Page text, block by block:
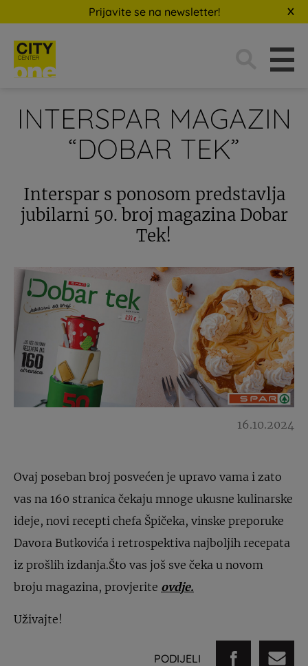
Prijavite se na newsletter!
INTERSPAR MAGAZIN
“DOBAR TEK”
Interspar s ponosom predstavlja
jubilarni 50. broj magazina Dobar
Tek!
16.10.2024
Ovaj poseban broj posvećen je upravo vama i zato
vas na 160 stranica čekaju mnoge ukusne kulinarske
ideje, novi recepti chefa Špičeka, vinske preporuke
Davora Butkovića i retrospektiva najboljih recepata
iz prošlih izdanja.Što vas još sve čeka u novom
broju magazina, provjerite ovdje.
Uživajte!
PODIJELI